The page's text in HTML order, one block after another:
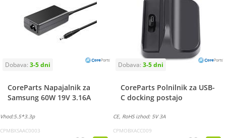
CoreParts Napajalnik za
Samsung 60W 19V 3.16A
Vhod:5.5*3.3p
CPMBXSAAC0003
CoreParts Polnilnik za USB-
C docking postajo
CE, RoHS izhod: 5V 3A
CPMOBXACC009